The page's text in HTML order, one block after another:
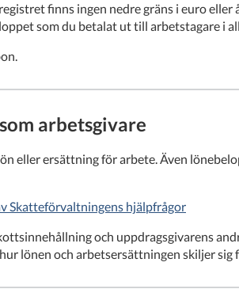
finns ingen nedre gräns i euro eller
som du betalat ut till arbetstagare i
arbetsgivare
eller ersättning för arbete. Även
Skatteförvaltningens hjälpfrågor
och uppdragsgivarens
lönen och arbetsersättningen skiljer sig